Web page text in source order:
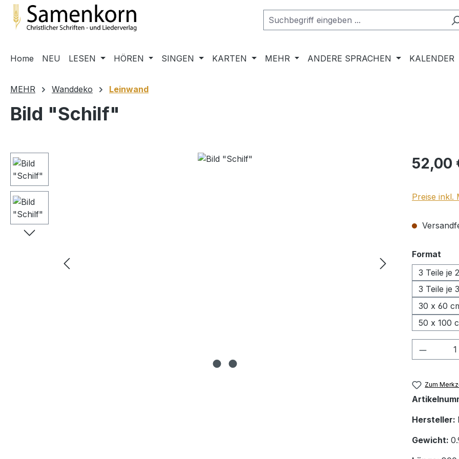
Hauptinhalt springen
Zur Suche springen
Zur Hauptnavigation springen
Home NEU LESEN HÖREN SINGEN KARTEN MEHR ANDERE SPRACHEN KALENDER
MEHR Wanddeko Leinwand
Bild "Schilf"
Bildergalerie überspringen Regulärer
52,00
Preise inkl.
Format
3 Teile je
3 Teile je
30 x 60
50 x 100
Zum
Hersteller:
Gewicht: